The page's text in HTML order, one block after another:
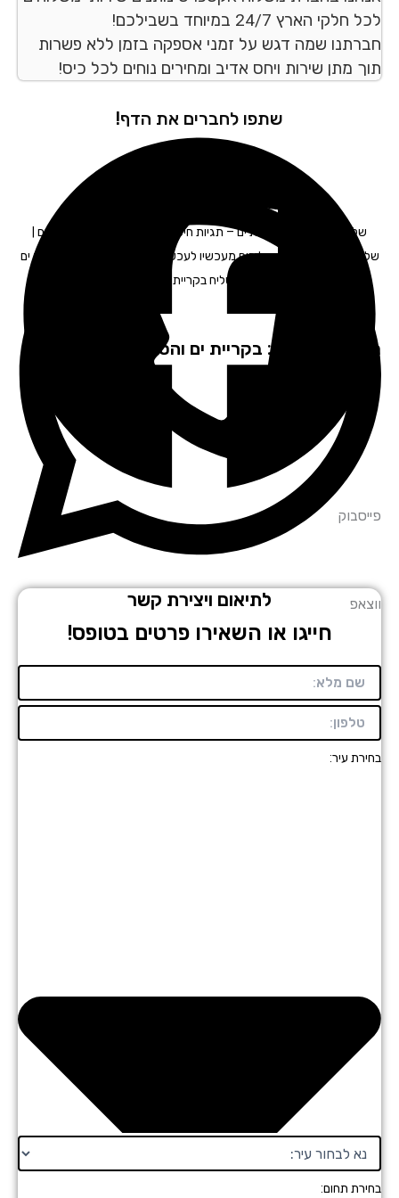
הארץ 24/7 במיוחד בשבילכם!
שמה דגש על זמני אספקה בזמן ללא פשרות
מתן שירות ויחס אדיב ומחירים נוחים לכל כיס!
שתפו לחברים את הדף!
שליחות משפטית
בקריית ים – תגיות חיפוש: חברת משלוחים בקריית ים |
בקריית ים | משלוחים מעכשיו לעכשיו בקריית ים | משלוחן בקריית ים
| שליח בקריית ים
שירות: בקריית ים והסביבה
לתיאום ויצירת קשר
חייגו או השאירו פרטים בטופס!
עיר:
תחום: